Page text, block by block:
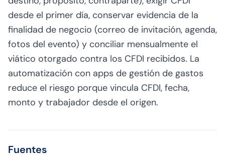
desde el primer día, conservar evidencia de la
finalidad de negocio (correo de invitación, agenda,
fotos del evento) y conciliar mensualmente el
viático otorgado contra los CFDI recibidos. La
automatización con apps de gestión de gastos
reduce el riesgo porque vincula CFDI, fecha,
monto y trabajador desde el origen.
Fuentes